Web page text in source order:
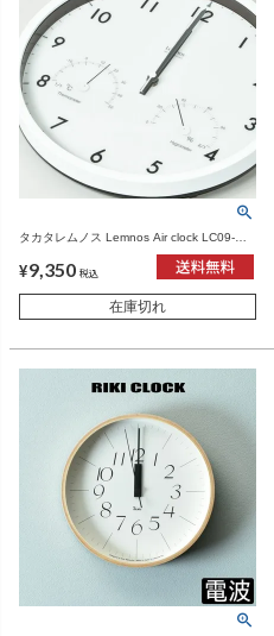
タカタレムノス Lemnos Air clock LC09-
11W | インテリア雑貨・掛け時計
¥9,350 税込
在庫切れ